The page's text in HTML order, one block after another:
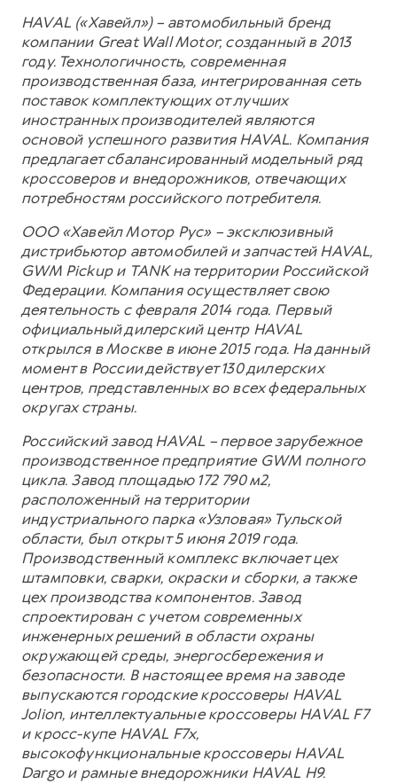
HAVAL («Хавейл») – автомобильный бренд
компании Great Wall Motor, созданный в 2013
году. Технологичность, современная
производственная база, интегрированная сеть
поставок комплектующих от лучших
иностранных производителей являются
основой успешного развития HAVAL. Компания
предлагает сбалансированный модельный ряд
кроссоверов и внедорожников, отвечающих
потребностям российского потребителя.
ООО «Хавейл Мотор Рус» – эксклюзивный
дистрибьютор автомобилей и запчастей HAVAL,
GWM Pickup и TANK на территории Российской
Федерации. Компания осуществляет свою
деятельность с февраля 2014 года. Первый
официальный дилерский центр HAVAL
открылся в Москве в июне 2015 года. На данный
момент в России действует 130 дилерских
центров, представленных во всех федеральных
округах страны.
Российский завод HAVAL – первое зарубежное
производственное предприятие GWM полного
цикла. Завод площадью 172 790 м2,
расположенный на территории
индустриального парка «Узловая» Тульской
области, был открыт 5 июня 2019 года.
Производственный комплекс включает цех
штамповки, сварки, окраски и сборки, а также
цех производства компонентов. Завод
спроектирован с учетом современных
инженерных решений в области охраны
окружающей среды, энергосбережения и
безопасности. В настоящее время на заводе
выпускаются городские кроссоверы HAVAL
Jolion, интеллектуальные кроссоверы HAVAL F7
и кросс-купе HAVAL F7x,
высокофункциональные кроссоверы HAVAL
Dargo и рамные внедорожники HAVAL H9.